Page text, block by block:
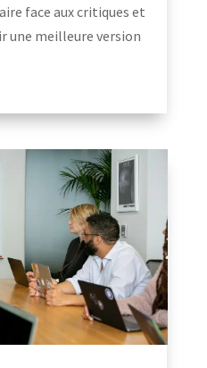
face aux critiques et
une meilleure version